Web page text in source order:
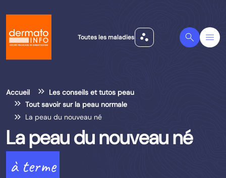
Toutes les maladies scatter_plot Search Menu
Accueil
Les conseils et tutos peau
Tout savoir sur la peau normale
La peau du nouveau né
La peau du nouveau né
à terme